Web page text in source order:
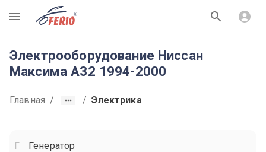
R
Электрооборудование Ниссан
Максима A32 1994-2000
Главная / / Электрика
Генератор